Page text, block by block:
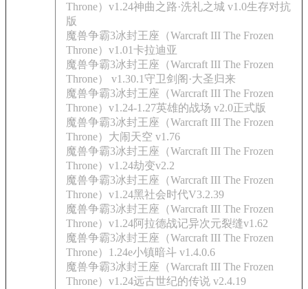
Throne）v1.24神曲之路·洗礼之城 v1.0生存对抗
版
魔兽争霸3冰封王座（Warcraft III The Frozen
Throne）v1.01卡拉迪亚
魔兽争霸3冰封王座（Warcraft III The Frozen
Throne） v1.30.1守卫剑阁·大圣归来
魔兽争霸3冰封王座（Warcraft III The Frozen
Throne）v1.24-1.27英雄的战场 v2.0正式版
魔兽争霸3冰封王座（Warcraft III The Frozen
Throne）大闹天空 v1.76
魔兽争霸3冰封王座（Warcraft III The Frozen
Throne）v1.24劫变v2.2
魔兽争霸3冰封王座（Warcraft III The Frozen
Throne）v1.24黑社会时代V3.2.39
魔兽争霸3冰封王座（Warcraft III The Frozen
Throne）v1.24阿拉德战记异次元裂缝v1.62
魔兽争霸3冰封王座（Warcraft III The Frozen
Throne）1.24e小镇暗斗 v1.4.0.6
魔兽争霸3冰封王座（Warcraft III The Frozen
Throne）v1.24远古世纪的传说 v2.4.19